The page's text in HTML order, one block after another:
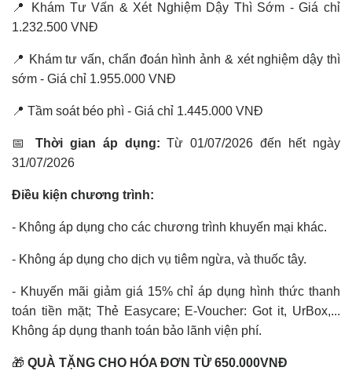
📍 Khám Tư Vấn & Xét Nghiệm Dậy Thì Sớm - Giá chỉ
1.232.500 VNĐ
📍 Khám tư vấn, chẩn đoán hình ảnh & xét nghiệm dậy thì
sớm - Giá chỉ 1.955.000 VNĐ
📍 Tầm soát béo phì - Giá chỉ 1.445.000 VNĐ
📅 Thời gian áp dụng: Từ 01/07/2026 đến hết ngày
31/07/2026
Điều kiện chương trình:
- Không áp dụng cho các chương trình khuyến mại khác.
- Không áp dụng cho dịch vụ tiêm ngừa, và thuốc tây.
- Khuyến mãi giảm giá 15% chỉ áp dụng hình thức thanh
toán tiền mặt; Thẻ Easycare; E-Voucher: Got it, UrBox,...
Không áp dụng thanh toán bảo lãnh viện phí.
🎁 QUÀ TẶNG CHO HÓA ĐƠN TỪ 650.000VNĐ